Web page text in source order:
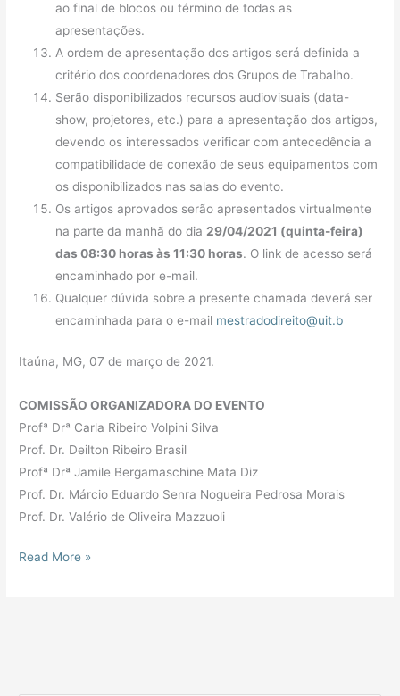
ao final de blocos ou término de todas as
apresentações.
A ordem de apresentação dos artigos será definida a
critério dos coordenadores dos Grupos de Trabalho.
Serão disponibilizados recursos audiovisuais (data-
show, projetores, etc.) para a apresentação dos artigos,
devendo os interessados verificar com antecedência a
compatibilidade de conexão de seus equipamentos com
os disponibilizados nas salas do evento.
Os artigos aprovados serão apresentados virtualmente
na parte da manhã do dia29/04/2021 (quinta-feira)
das 08:30 horas às 11:30 horas. O link de acesso será
encaminhado por e-mail.
Qualquer dúvida sobre a presente chamada deverá ser
encaminhada para o e-mail mestradodireito@uit.b
Itaúna, MG, 07 de março de 2021.
COMISSÃO ORGANIZADORA DO EVENTO
Profª Drª Carla Ribeiro Volpini Silva
Prof. Dr. Deilton Ribeiro Brasil
Profª Drª Jamile Bergamaschine Mata Diz
Prof. Dr. Márcio Eduardo Senra Nogueira Pedrosa Morais
Prof. Dr. Valério de Oliveira Mazzuoli
Read More »